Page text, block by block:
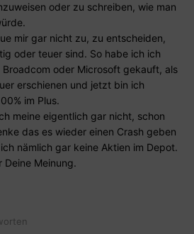
oder zu schreiben, wie man
mir gar nicht zu, zu entscheiden,
oder teuer sind. So habe ich ich
Broadcom oder Microsoft gekauft, als
erschienen und jetzt bin ich
im Plus.
meine eigentlich gar nicht, schon
das es wieder einen Crash geben
nämlich gar keine Aktien im Depot.
Deine Meinung.